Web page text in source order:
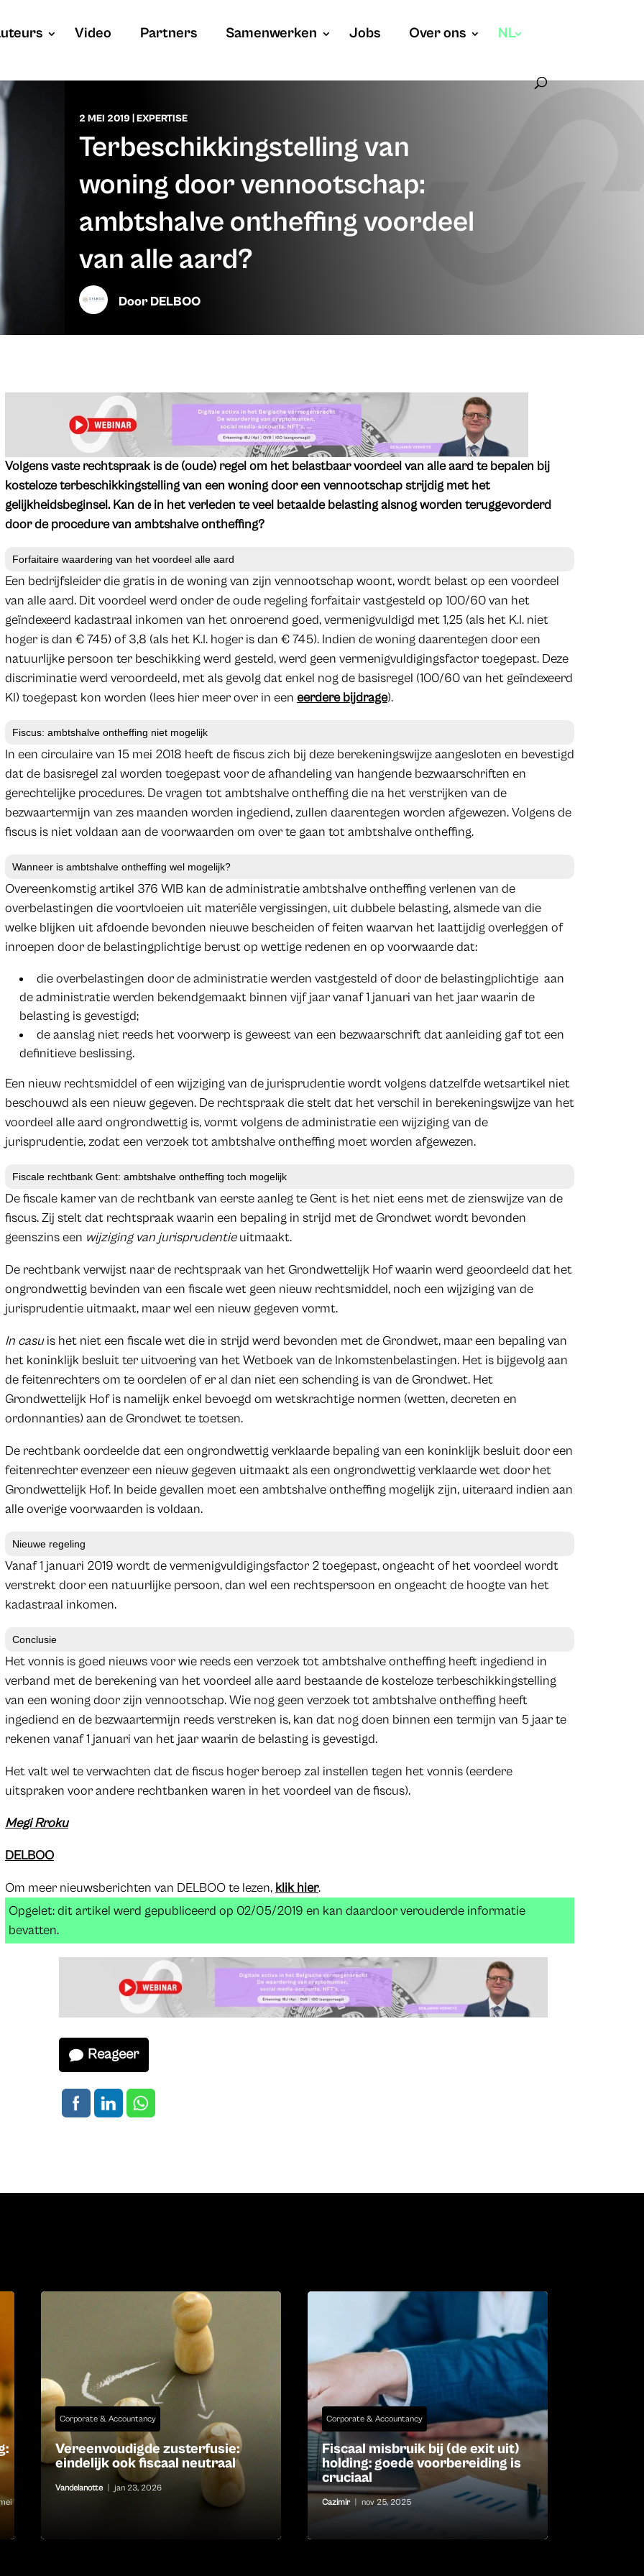
Video Partners Samenwerken Jobs Over ons NL
2 MEI 2019 EXPERTISE
Terbeschikkingstelling van
woning door vennootschap:
ambtshalve ontheffing voordeel
van alle aard?
DoorDELBOO
Volgens vaste rechtspraak is de (oude) regel om het belastbaar voordeel van alle aard te bepalen bij
kosteloze terbeschikkingstelling van een woning door een vennootschap strijdig met het
gelijkheidsbeginsel. Kan de in het verleden te veel betaalde belasting alsnog worden teruggevorderd
door de procedure van ambtshalve ontheffing?
Forfaitaire waardering van het voordeel alle aard
Een bedrijfsleider die gratis in de woning van zijn vennootschap woont, wordt belast op een voordeel
van alle aard. Dit voordeel werd onder de oude regeling forfaitair vastgesteld op 100/60 van het
geïndexeerd kadastraal inkomen van het onroerend goed, vermenigvuldigd met 1,25 (als het K.I. niet
hoger is dan € 745) of 3,8 (als het K.I. hoger is dan € 745). Indien de woning daarentegen door een
natuurlijke persoon ter beschikking werd gesteld, werd geen vermenigvuldigingsfactor toegepast. Deze
discriminatie werd veroordeeld, met als gevolg dat enkel nog de basisregel (100/60 van het geïndexeerd
KI) toegepast kon worden (lees hier meer over in een eerdere bijdrage).
Fiscus: ambtshalve ontheffing niet mogelijk
In een circulaire van 15 mei 2018 heeft de fiscus zich bij deze berekeningswijze aangesloten en bevestigd
dat de basisregel zal worden toegepast voor de afhandeling van hangende bezwaarschriften en
gerechtelijke procedures. De vragen tot ambtshalve ontheffing die na het verstrijken van de
bezwaartermijn van zes maanden worden ingediend, zullen daarentegen worden afgewezen. Volgens de
fiscus is niet voldaan aan de voorwaarden om over te gaan tot ambtshalve ontheffing.
Wanneer is ambtshalve ontheffing wel mogelijk?
Overeenkomstig artikel 376 WIB kan de administratie ambtshalve ontheffing verlenen van de
overbelastingen die voortvloeien uit materiële vergissingen, uit dubbele belasting, alsmede van die
welke blijken uit afdoende bevonden nieuwe bescheiden of feiten waarvan het laattijdig overleggen of
inroepen door de belastingplichtige berust op wettige redenen en op voorwaarde dat:
die overbelastingen door de administratie werden vastgesteld of door de belastingplichtige aan
de administratie werden bekendgemaakt binnen vijf jaar vanaf 1 januari van het jaar waarin de
belasting is gevestigd;
de aanslag niet reeds het voorwerp is geweest van een bezwaarschrift dat aanleiding gaf tot een
definitieve beslissing.
Een nieuw rechtsmiddel of een wijziging van de jurisprudentie wordt volgens datzelfde wetsartikel niet
beschouwd als een nieuw gegeven. De rechtspraak die stelt dat het verschil in berekeningswijze van het
voordeel alle aard ongrondwettig is, vormt volgens de administratie een wijziging van de
jurisprudentie, zodat een verzoek tot ambtshalve ontheffing moet worden afgewezen.
Fiscale rechtbank Gent: ambtshalve ontheffing toch mogelijk
De fiscale kamer van de rechtbank van eerste aanleg te Gent is het niet eens met de zienswijze van de
fiscus. Zij stelt dat rechtspraak waarin een bepaling in strijd met de Grondwet wordt bevonden
geenszins een wijziging van jurisprudentieuitmaakt.
De rechtbank verwijst naar de rechtspraak van het Grondwettelijk Hof waarin werd geoordeeld dat het
ongrondwettig bevinden van een fiscale wet geen nieuw rechtsmiddel, noch een wijziging van de
jurisprudentie uitmaakt, maar wel een nieuw gegeven vormt.
In casuis het niet een fiscale wet die in strijd werd bevonden met de Grondwet, maar een bepaling van
het koninklijk besluit ter uitvoering van het Wetboek van de Inkomstenbelastingen. Het is bijgevolg aan
de feitenrechters om te oordelen of er al dan niet een schending is van de Grondwet. Het
Grondwettelijk Hof is namelijk enkel bevoegd om wetskrachtige normen (wetten, decreten en
ordonnanties) aan de Grondwet te toetsen.
De rechtbank oordeelde dat een ongrondwettig verklaarde bepaling van een koninklijk besluit door een
feitenrechter evenzeer een nieuw gegeven uitmaakt als een ongrondwettig verklaarde wet door het
Grondwettelijk Hof. In beide gevallen moet een ambtshalve ontheffing mogelijk zijn, uiteraard indien aan
alle overige voorwaarden is voldaan.
Nieuwe regeling
Vanaf 1 januari 2019 wordt de vermenigvuldigingsfactor 2 toegepast, ongeacht of het voordeel wordt
verstrekt door een natuurlijke persoon, dan wel een rechtspersoon en ongeacht de hoogte van het
kadastraal inkomen.
Conclusie
Het vonnis is goed nieuws voor wie reeds een verzoek tot ambtshalve ontheffing heeft ingediend in
verband met de berekening van het voordeel alle aard bestaande de kosteloze terbeschikkingstelling
van een woning door zijn vennootschap. Wie nog geen verzoek tot ambtshalve ontheffing heeft
ingediend en de bezwaartermijn reeds verstreken is, kan dat nog doen binnen een termijn van 5 jaar te
rekenen vanaf 1 januari van het jaar waarin de belasting is gevestigd.
Het valt wel te verwachten dat de fiscus hoger beroep zal instellen tegen het vonnis (eerdere
uitspraken voor andere rechtbanken waren in het voordeel van de fiscus).
Megi Rroku
DELBOO
Om meer nieuwsberichten van DELBOO te lezen, klik hier.
Opgelet: dit artikel werd gepubliceerd op 02/05/2019 en kan daardoor verouderde informatie
bevatten.
Reageer
13,
Corporate & Accountancy
Vereenvoudigde zusterfusie:
eindelijk ook fiscaal neutraal
Vandelanotte jan 23, 2026
Corporate & Accountancy
Fiscaal misbruik bij (de exit uit)
holding: goede voorbereiding is
cruciaal
Cazimir nov 25, 2025